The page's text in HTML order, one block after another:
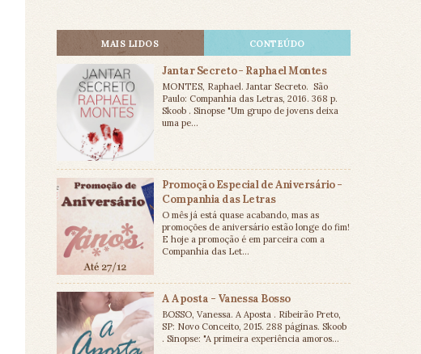
MAIS LIDOS CONTEÚDO
Jantar Secreto - Raphael Montes
MONTES, Raphael. Jantar Secreto. São
Paulo: Companhia das Letras, 2016. 368 p.
Skoob . Sinopse "Um grupo de jovens deixa
uma pe...
Promoção Especial de Aniversário -
Companhia das Letras
O mês já está quase acabando, mas as
promoções de aniversário estão longe do fim!
E hoje a promoção é em parceira com a
Companhia das Let...
A Aposta - Vanessa Bosso
BOSSO, Vanessa. A Aposta . Ribeirão Preto,
SP: Novo Conceito, 2015. 288 páginas. Skoob
. Sinopse: "A primeira experiência amoros...